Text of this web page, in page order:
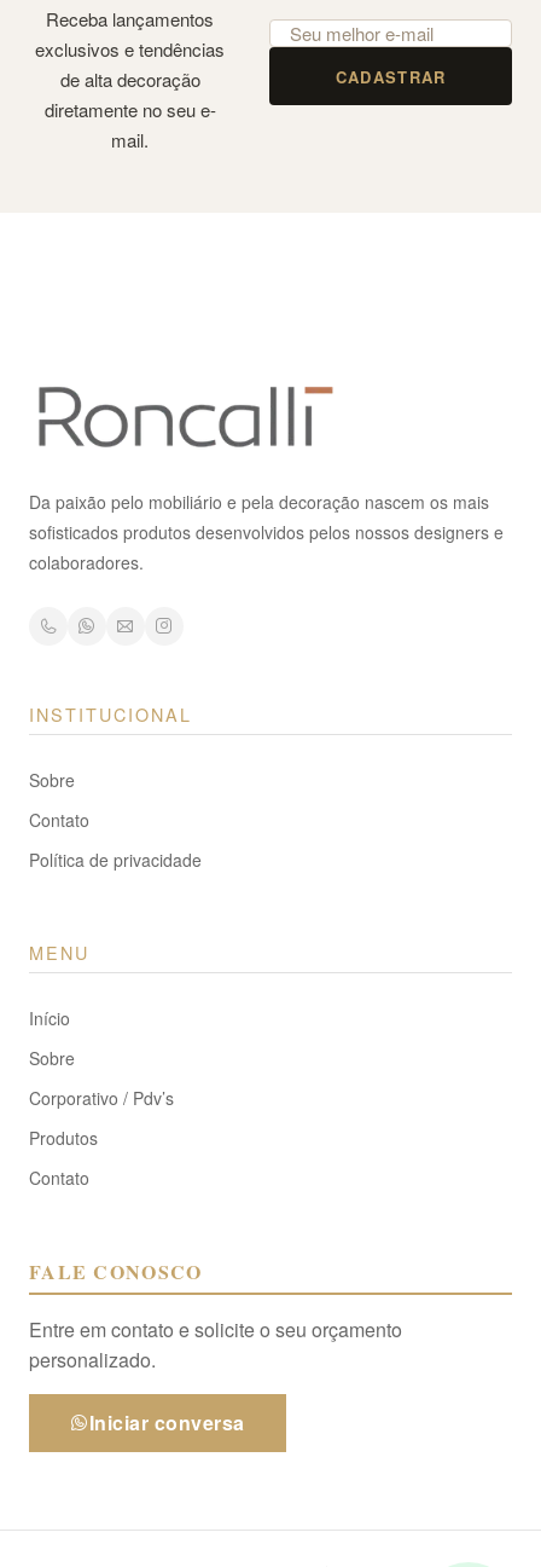
Receba lançamentos
exclusivos e tendências
de alta decoração
diretamente no seu e-
mail.
CADASTRAR
Da paixão pelo mobiliário e pela decoração nascem os mais
sofisticados produtos desenvolvidos pelos nossos designers e
colaboradores.
INSTITUCIONAL
Sobre
Contato
Política de privacidade
MENU
Início
Sobre
Corporativo / Pdv’s
Produtos
Contato
FALE CONOSCO
Entre em contato e solicite o seu orçamento
personalizado.
Iniciar conversa